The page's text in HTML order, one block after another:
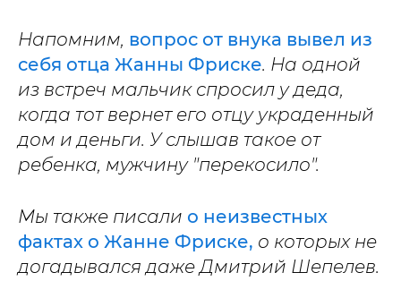
Напомним, вопрос от внука вывел из
себя отца Жанны Фриске. На одной
из встреч мальчик спросил у деда,
когда тот вернет его отцу украденный
дом и деньги. У слышав такое от
ребенка, мужчину "перекосило".
Мы также писали о неизвестных
фактах о Жанне Фриске, о которых не
догадывался даже Дмитрий Шепелев.